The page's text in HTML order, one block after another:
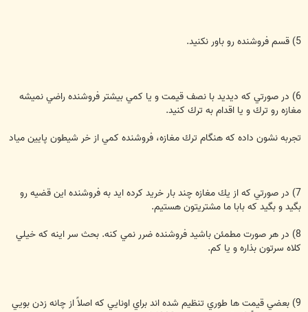
5) قسم فروشنده رو باور نكنيد.
6) در صورتي كه ديديد با نصف قيمت و يا كمي بيشتر فروشنده راضي نميشه
مغازه رو ترك و يا اقدام به ترك كنيد.
تجربه نشون داده كه هنگام ترك مغازه، فروشنده كمي از خر شيطون پايين مياد
7) در صورتي كه از يك مغازه چند بار خريد كرده ايد به فروشنده اين قضيه رو
بگيد و بگيد كه بابا ما مشتريتون هستيم.
8) در هر صورت مطمئن باشيد فروشنده ضرر نمي كنه. بحث سر اينه كه خيلي
كلاه سرتون بذاره و يا كم.
9) بعضي قيمت ها طوري تنظيم شده اند براي اونايي كه اصلاً از چانه زدن بويي